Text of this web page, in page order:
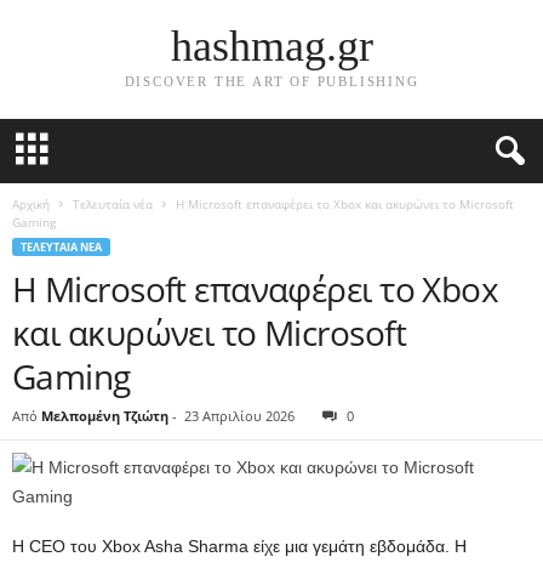
hashmag.gr
DISCOVER THE ART OF PUBLISHING
Αρχική Τελευταία νέα
Η Microsoft επαναφέρει το Xbox και ακυρώνει το Microsoft
Gaming
ΤΕΛΕΥΤΑΊΑ ΝΈΑ
Η Microsoft επαναφέρει το Xbox
και ακυρώνει το Microsoft
Gaming
Από Μελπομένη Τζιώτη - 23 Απριλίου 2026 0
Η CEO του Xbox Asha Sharma είχε μια γεμάτη εβδομάδα. Η